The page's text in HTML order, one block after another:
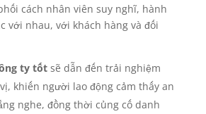
cách nhân viên suy nghĩ, hành
với nhau, với khách hàng và đối
ty tốtsẽ dẫn đến trải nghiệm
khiến người lao động cảm thấy an
nghe, đồng thời củng cố danh